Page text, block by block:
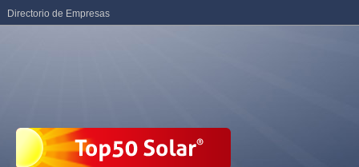
Directorio de Empresas